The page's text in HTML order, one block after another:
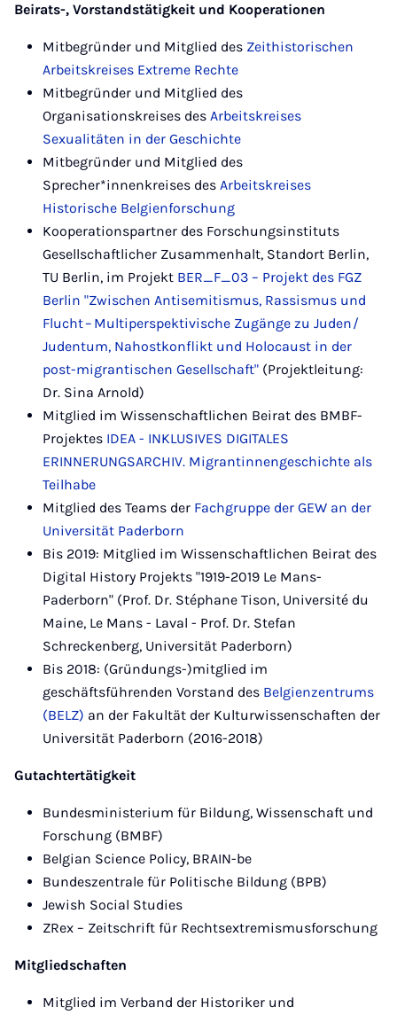
Beirats-, Vorstandstätigkeit und Kooperationen
Mitbegründer und Mitglied des Zeithistorischen
Arbeitskreises Extreme Rechte
Mitbegründer und Mitglied des
Organisationskreises des Arbeitskreises
Sexualitäten in der Geschichte
Mitbegründer und Mitglied des
Sprecher*innenkreises des Arbeitskreises
Historische Belgienforschung
Kooperationspartner des Forschungsinstituts
Gesellschaftlicher Zusammenhalt, Standort Berlin,
TU Berlin, im Projekt BER_F_03 – Projekt des FGZ
Berlin "Zwischen Antisemitismus, Rassismus und
Flucht – Multiperspektivische Zugänge zu Juden /
Judentum, Nahostkonflikt und Holocaust in der
post-migrantischen Gesellschaft" (Projektleitung:
Dr. Sina Arnold)
Mitglied im Wissenschaftlichen Beirat des BMBF-
Projektes IDEA - INKLUSIVES DIGITALES
ERINNERUNGSARCHIV. Migrantinnengeschichte als
Teilhabe
Mitglied des Teams der Fachgruppe der GEW an der
Universität Paderborn
Bis 2019: Mitglied im Wissenschaftlichen Beirat des
Digital History Projekts "1919-2019 Le Mans-
Paderborn" (Prof. Dr. Stéphane Tison, Université du
Maine, Le Mans - Laval - Prof. Dr. Stefan
Schreckenberg, Universität Paderborn)
Bis 2018: (Gründungs-)mitglied im
geschäftsführenden Vorstand des Belgienzentrums
(BELZ) an der Fakultät der Kulturwissenschaften der
Universität Paderborn (2016-2018)
Gutachtertätigkeit
Bundesministerium für Bildung, Wissenschaft und
Forschung (BMBF)
Belgian Science Policy, BRAIN-be
Bundeszentrale für Politische Bildung (BPB)
Jewish Social Studies
ZRex – Zeitschrift für Rechtsextremismusforschung
Mitgliedschaften
Mitglied im Verband der Historiker und